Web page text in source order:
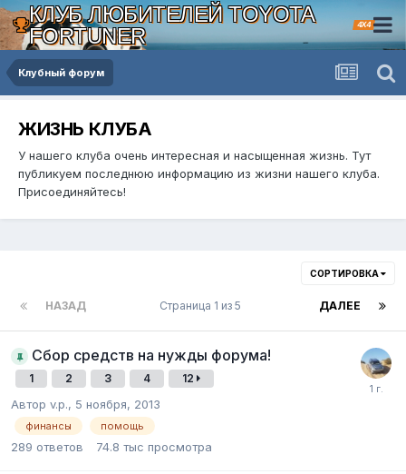
КЛУБ ЛЮБИТЕЛЕЙ TOYOTA
FORTUNER
4X4
Клубный форум
ЖИЗНЬ КЛУБА
У нашего клуба очень интересная и насыщенная жизнь. Тут
публикуем последнюю информацию из жизни нашего клуба.
Присоединяйтесь!
СОРТИРОВКА
НАЗАД ДАЛЕЕ
Страница 1 из 5
Сбор средств на нужды форума!
1 2 3 4 12
Автор v.p., 5 ноября, 2013
финансы помощь
289 ответов 74.8 тыс просмотра